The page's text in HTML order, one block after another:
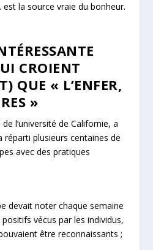
la source vraie du bonheur.
CROIENT
QUE « L’ENFER,
»
l’université de Californie, a
plusieurs centaines de
avec des pratiques
devait noter chaque semaine
vécus par les individus,
être reconnaissants ;